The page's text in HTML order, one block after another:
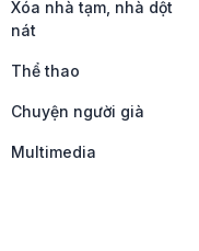
Xóa nhà tạm, nhà dột
nát
Thể thao
Chuyện người già
Multimedia